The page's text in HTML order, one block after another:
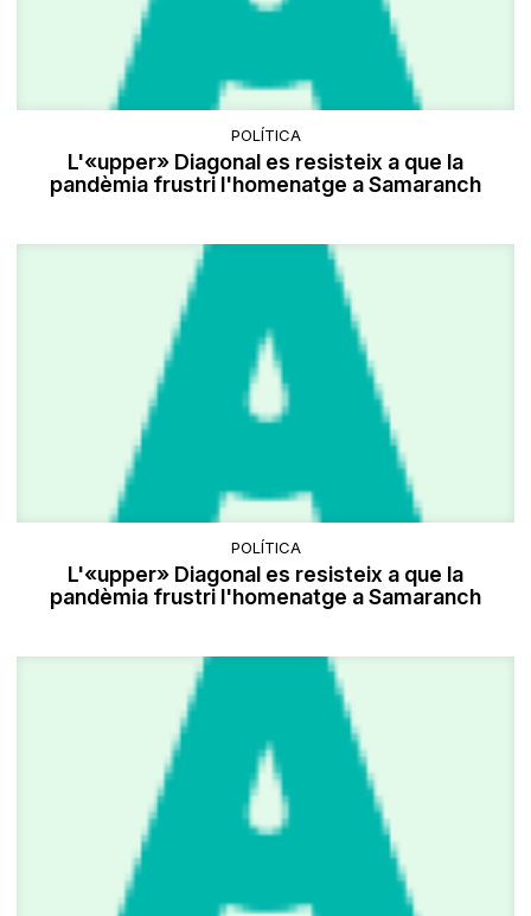
POLÍTICA
L'«upper» Diagonal es resisteix a que la
pandèmia frustri l'homenatge a Samaranch
POLÍTICA
L'«upper» Diagonal es resisteix a que la
pandèmia frustri l'homenatge a Samaranch